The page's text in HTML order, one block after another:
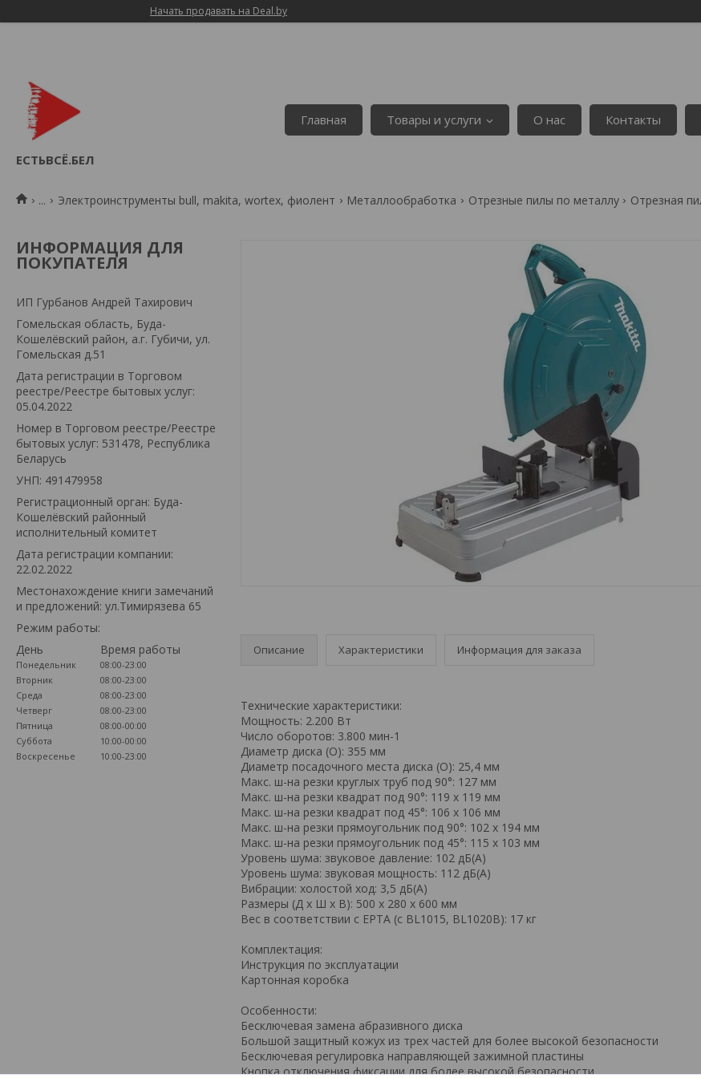
Начать продавать на Deal.by
ЕСТЬВСЁ.БЕЛ
Главная Товары и услуги О нас Контакты
... Электроинструменты bull, makita, wortex, фиолент Металлообработка Отрезные пилы по металлу
ИНФОРМАЦИЯ ДЛЯ
ПОКУПАТЕЛЯ
ИП Гурбанов Андрей Тахирович
Гомельская область, Буда-
Кошелёвский район, а.г. Губичи, ул.
Гомельская д.51
Дата регистрации в Торговом
реестре/Реестре бытовых услуг:
05.04.2022
Номер в Торговом реестре/Реестре
бытовых услуг: 531478, Республика
Беларусь
УНП: 491479958
Регистрационный орган: Буда-
Кошелёвский районный
исполнительный комитет
Дата регистрации компании:
22.02.2022
Местонахождение книги замечаний
и предложений: ул.Тимирязева 65
Режим работы:
День
Время работы
Понедельник
08:00-23:00
Вторник
08:00-23:00
Среда
08:00-23:00
Четверг
08:00-23:00
Пятница
08:00-00:00
Суббота
10:00-00:00
Воскресенье
10:00-23:00
Описание Характеристики Информация для заказа
Технические характеристики:
Мощность: 2.200 Вт
Число оборотов: 3.800 мин-1
Диаметр диска (O): 355 мм
Диаметр посадочного места диска (O): 25,4 мм
Макс. ш-на резки круглых труб под 90°: 127 мм
Макс. ш-на резки квадрат под 90°: 119 x 119 мм
Макс. ш-на резки квадрат под 45°: 106 х 106 мм
Макс. ш-на резки прямоугольник под 90°: 102 х 194 мм
Макс. ш-на резки прямоугольник под 45°: 115 х 103 мм
Уровень шума: звуковое давление: 102 дБ(А)
Уровень шума: звуковая мощность: 112 дБ(А)
Вибрации: холостой ход: 3,5 дБ(А)
Размеры (Д х Ш х В): 500 x 280 x 600 мм
Вес в соответствии с EPTA (с BL1015, BL1020B): 17 кг
Комплектация:
Инструкция по эксплуатации
Картонная коробка
Особенности:
Бесключевая замена абразивного диска
Большой защитный кожух из трех частей для более высокой безопасности
Бесключевая регулировка направляющей зажимной пластины
Кнопка отключения фиксации для более высокой безопасности